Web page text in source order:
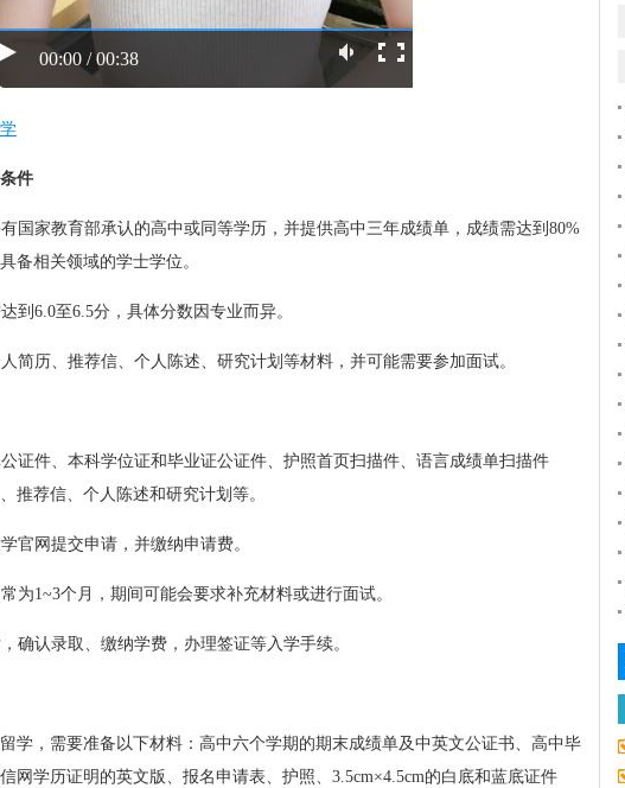
00:00 / 00:38
件
国家教育部承认的高中或同等学历，并提供高中三年成绩单，成绩需达到80%
备相关领域的学士学位。
到6.0至6.5分，具体分数因专业而异。
简历、推荐信、个人陈述、研究计划等材料，并可能需要参加面试。
证件、本科学位证和毕业证公证件、护照首页扫描件、语言成绩单扫描件
推荐信、个人陈述和研究计划等。
官网提交申请，并缴纳申请费。
为1~3个月，期间可能会要求补充材料或进行面试。
确认录取、缴纳学费，办理签证等入学手续。
学，需要准备以下材料：高中六个学期的期末成绩单及中英文公证书、高中毕
网学历证明的英文版、报名申请表、护照、3.5cm×4.5cm的白底和蓝底证件